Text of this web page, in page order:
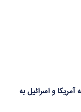
و اسرائیل به